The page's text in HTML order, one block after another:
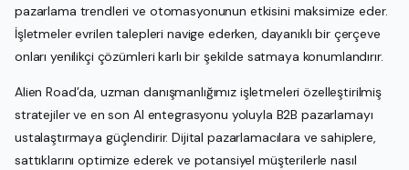
pazarlama trendleri ve otomasyonunun etkisini maksimize eder.
İşletmeler evrilen talepleri navige ederken, dayanıklı bir çerçeve
onları yenilikçi çözümleri karlı bir şekilde satmaya konumlandırır.
Alien Road’da, uzman danışmanlığımız işletmeleri özelleştirilmiş
stratejiler ve en son AI entegrasyonu yoluyla B2B pazarlamayı
ustalaştırmaya güçlendirir. Dijital pazarlamacılara ve sahiplere,
sattıklarını optimize ederek ve potansiyel müşterilerle nasıl